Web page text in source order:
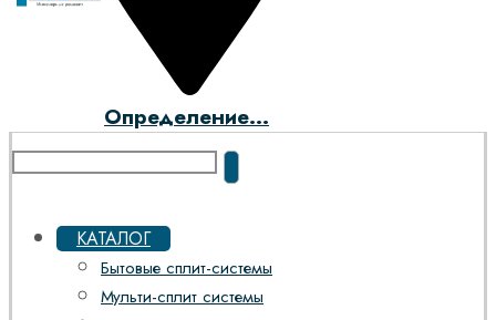
Определение...
КАТАЛОГ
Бытовые сплит-системы
Мульти-сплит системы